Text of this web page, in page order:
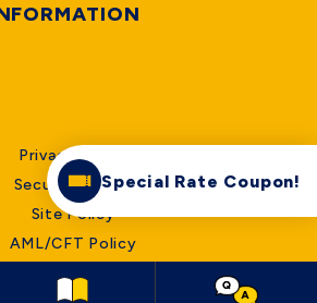
Privacy Policy
Security Policy
Site Policy
AML/CFT Policy
Special Rate Coupon!